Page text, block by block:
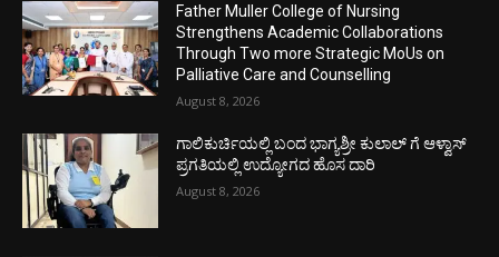
Father Muller College of Nursing
Strengthens Academic Collaborations
Through Two more Strategic MoUs on
Palliative Care and Counselling
August 8, 2026
ಗಾಲಿಕುರ್ಚಿಯಲ್ಲಿ ಬಂದ ಭಾಗ್ಯಶ್ರೀ ಕುಲಾಲ್ ಗೆ ಆಳ್ವಾಸ್
ಪ್ರಗತಿಯಲ್ಲಿ ಉದ್ಯೋಗದ ಹೊಸ ದಾರಿ
August 8, 2026